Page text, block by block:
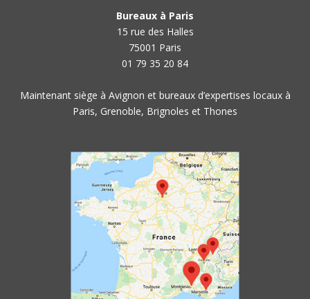
Bureaux à Paris
15 rue des Halles
75001 Paris
01 79 35 20 84
Maintenant siège à Avignon et bureaux d’expertises locaux à
Paris, Grenoble, Brignoles et Thones